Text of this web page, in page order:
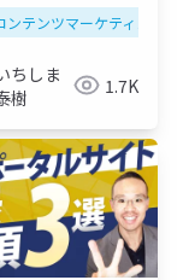
対策
ンテンツマーケティング
ちしま
樹
1.7K